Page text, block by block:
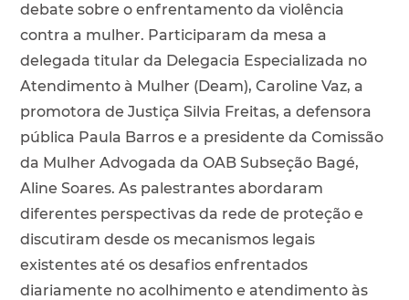
debate sobre o enfrentamento da violência
contra a mulher. Participaram da mesa a
delegada titular da Delegacia Especializada no
Atendimento à Mulher (Deam), Caroline Vaz, a
promotora de Justiça Silvia Freitas, a defensora
pública Paula Barros e a presidente da Comissão
da Mulher Advogada da OAB Subseção Bagé,
Aline Soares. As palestrantes abordaram
diferentes perspectivas da rede de proteção e
discutiram desde os mecanismos legais
existentes até os desafios enfrentados
diariamente no acolhimento e atendimento às